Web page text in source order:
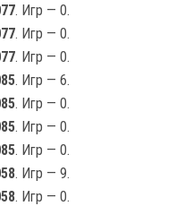
. Игр — 0.
. Игр — 0.
. Игр — 0.
. Игр — 6.
. Игр — 0.
. Игр — 0.
. Игр — 0.
. Игр — 9.
. Игр — 0.